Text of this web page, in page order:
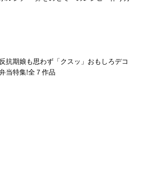
反抗期娘も思わず「クスッ」おもしろデコ
当特集!全７作品